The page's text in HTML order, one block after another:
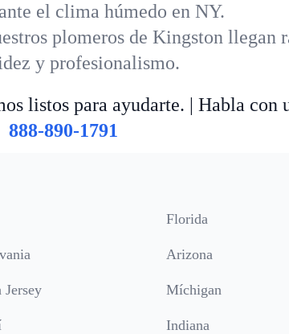
el clima húmedo en NY.
plomeros de Kingston llegan
y profesionalismo.
listos para ayudarte. | Habla con
888-890-1791
Florida
Arizona
Jersey Míchigan
Indiana